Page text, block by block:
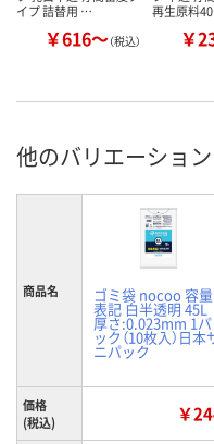
イプ 詰替用 …
￥616～（税込）
再生原料
￥
他のバリエーション
商品名 ゴミ袋 nocoo 容量
表記 白半透明 45L
厚さ:0.023mm 1パ
ック（10枚入）日本
ニパック
価格
(税込)
￥